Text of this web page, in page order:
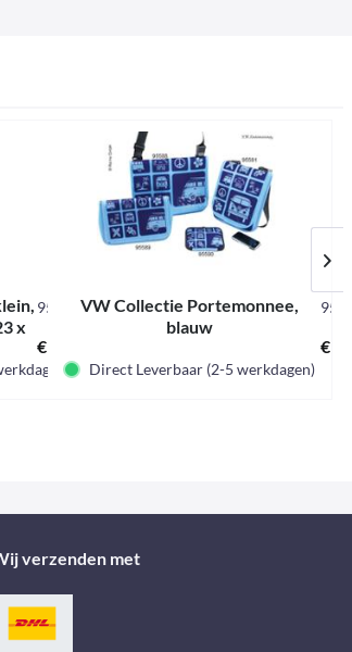
x
95587
€ 49,95 *
VW Collectie Portemonnee,
blauw
€
Direct Leverbaar (2-5 werkdagen)
verzenden met